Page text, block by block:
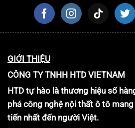
GIỚI THIỆU
CÔNG TY TNHH HTD VIETNAM
HTD tự hào là thương hiệu số
phá công nghệ nội thất ô tô
tiến nhất đến người Việt.